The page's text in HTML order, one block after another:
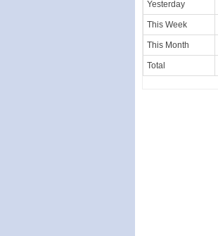
Yesterday
This Week
This Month
Total